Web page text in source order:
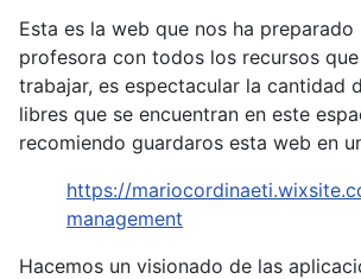
Esta es la web que nos ha preparado
profesora con todos los recursos
trabajar, es espectacular la cantidad
libres que se encuentran en este
recomiendo guardaros esta web en
https://
management
Hacemos un visionado de las